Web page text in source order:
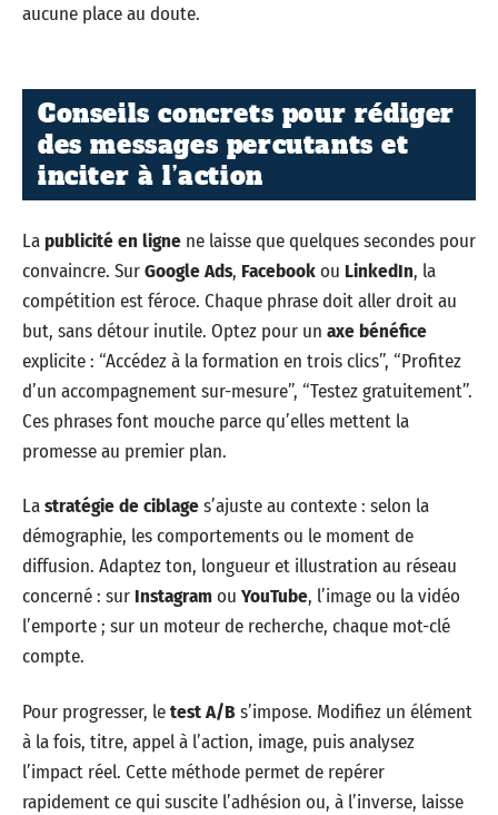
aucune place au doute.
Conseils concrets pour rédiger
des messages percutants et
inciter à l’action
Lapublicité en ligne ne laisse que quelques secondes pour
convaincre. SurGoogle Ads, Facebookou LinkedIn, la
compétition est féroce. Chaque phrase doit aller droit au
but, sans détour inutile. Optez pour un axe bénéfice
explicite : “Accédez à la formation en trois clics”, “Profitez
d’un accompagnement sur-mesure”, “Testez gratuitement”.
Ces phrases font mouche parce qu’elles mettent la
promesse au premier plan.
Lastratégie de ciblages’ajuste au contexte : selon la
démographie, les comportements ou le moment de
diffusion. Adaptez ton, longueur et illustration au réseau
concerné : sur Instagramou YouTube, l’image ou la vidéo
l’emporte ; sur un moteur de recherche, chaque mot-clé
compte.
Pour progresser, letest A/Bs’impose. Modifiez un élément
à la fois, titre, appel à l’action, image, puis analysez
l’impact réel. Cette méthode permet de repérer
rapidement ce qui suscite l’adhésion ou, à l’inverse, laisse